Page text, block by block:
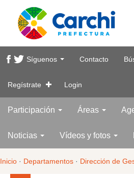
Síguenos Contacto
Regístrate Login
Participación Áreas
Noticias Vídeos y fotos
Inicio · Departamentos · Dirección de